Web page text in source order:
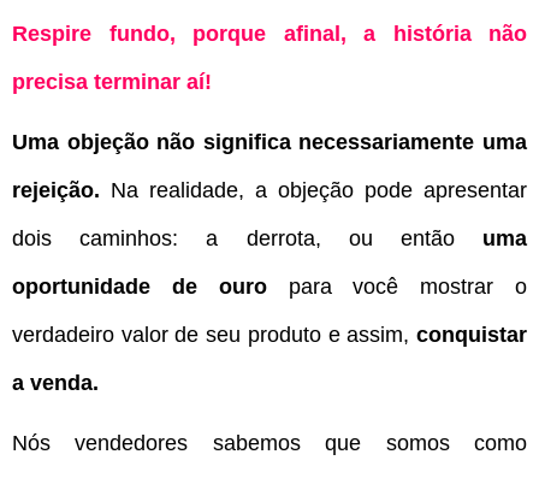
Respire fundo, porque afinal, a história não
precisa terminar aí!
Uma objeção não significa necessariamente uma
rejeição. Na realidade, a objeção pode apresentar
dois caminhos: a derrota, ou então uma
oportunidade de ouropara você mostrar o
verdadeiro valor de seu produto e assim, conquistar
a venda.
Nós vendedores sabemos que somos como